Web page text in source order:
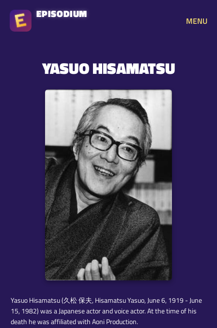
EPISODIUM
MENU
YASUO HISAMATSU
Yasuo Hisamatsu (久松 保夫, Hisamatsu Yasuo, June 6, 1919 - June
15, 1982) was a Japanese actor and voice actor. At the time of his
death he was affiliated with Aoni Production.